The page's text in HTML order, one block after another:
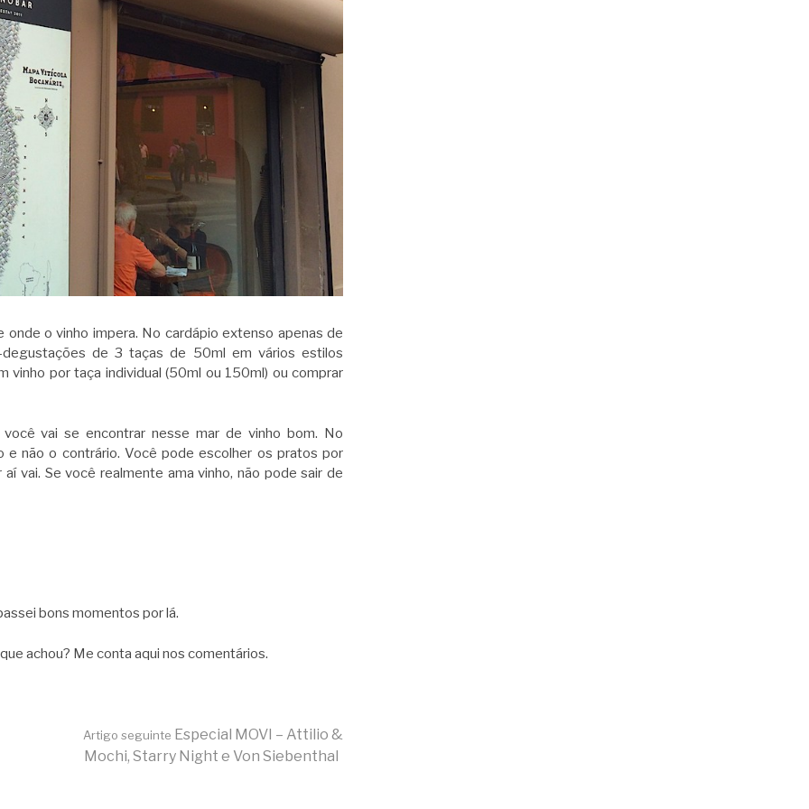
o vinho impera. No cardápio extenso apenas de
degustações de 3 taças de 50ml em vários estilos
vinho por taça individual (50ml ou 150ml) ou comprar
vai se encontrar nesse mar de vinho bom. No
e não o contrário. Você pode escolher os pratos por
vai. Se você realmente ama vinho, não pode sair de
bons momentos por lá.
achou? Me conta aqui nos comentários.
Artigo seguinte Especial MOVI – Attilio &
Mochi, Starry Night e Von Siebenthal